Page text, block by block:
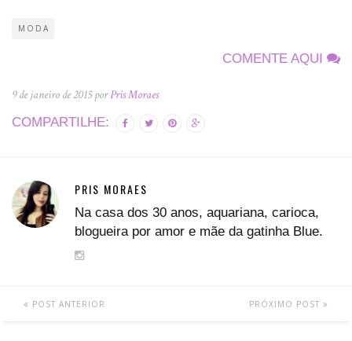
MODA
COMENTE AQUI
9 de janeiro de 2015 porPris Moraes
COMPARTILHE:
PRIS MORAES
Na casa dos 30 anos, aquariana, carioca,
blogueira por amor e mãe da gatinha Blue.
POST ANTERIOR PRÓXIMO POST